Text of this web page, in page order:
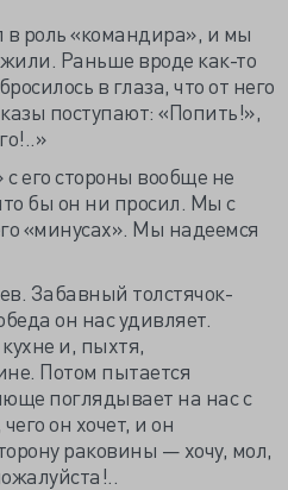
роль «командира», и мы
Раньше вроде как-то
в глаза, что от него
поступают: «Попить!»,
его стороны вообще не
бы он ни просил. Мы с
«минусах». Мы надеемся
Забавный толстячок-
он нас удивляет.
и, пыхтя,
Потом пытается
поглядывает на нас с
он хочет, и он
раковины — хочу, мол,